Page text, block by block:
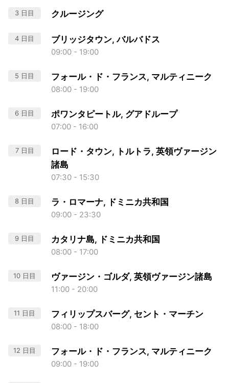
3 日目 クルージング
4 日目 ブリッジタウン, バルバドス
09:00 - 19:00
5 日目 フォール・ド・フランス, マルティニーク
08:00 - 19:00
6 日目 ポワンタピートル, グアドループ
07:00 - 16:00
7 日目
ロード・タウン, トルトラ, 英領ヴァージン
諸島
07:30 - 15:30
8 日目 ラ・ロマーナ, ドミニカ共和国
09:00 - 23:30
9 日目 カタリナ島, ドミニカ共和国
08:00 - 17:00
10 日目 ヴァージン・ゴルダ, 英領ヴァージン諸島
11:00 - 20:00
11 日目 フィリップスバーグ, セント・マーチン
08:00 - 18:00
12 日目 フォール・ド・フランス, マルティニーク
09:00 - 19:00